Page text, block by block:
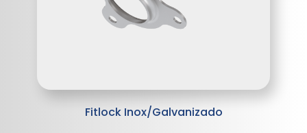
Fitlock Inox/Galvanizado